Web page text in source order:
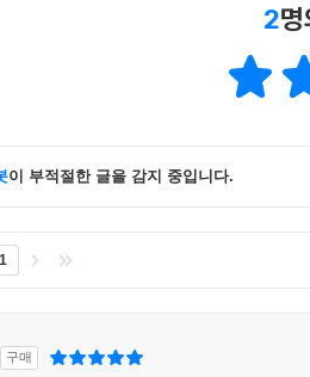
2
이 부적절한 글을 감지 중입니다.
1
구매